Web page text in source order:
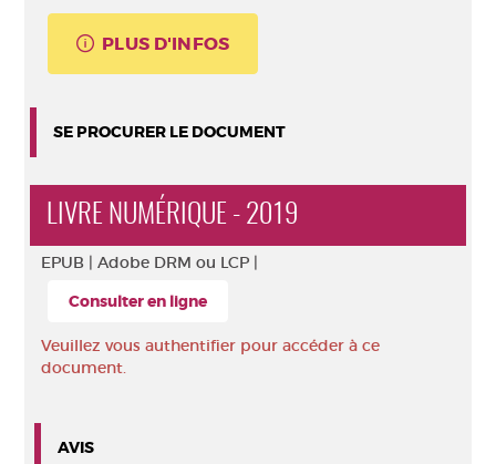
PLUS D'INFOS
SE PROCURER LE DOCUMENT
LIVRE NUMÉRIQUE - 2019
EPUB | Adobe DRM ou LCP |
Consulter en ligne
Veuillez vous authentifier pour accéder à ce
document.
AVIS